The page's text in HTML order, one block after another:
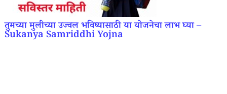
तुमच्या मुलीच्या उज्वल भविष्यासाठी या योजनेचा लाभ घ्या –
Sukanya Samriddhi Yojna